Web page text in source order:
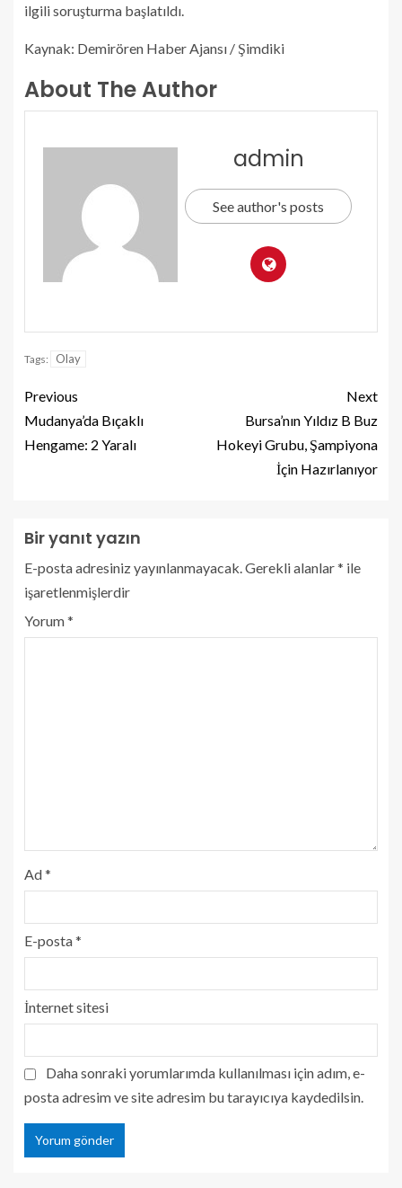
ilgili soruşturma başlatıldı.
Kaynak: Demirören Haber Ajansı / Şimdiki
About The Author
admin
See author's posts
Tags: Olay
Previous
Mudanya’da Bıçaklı
Hengame: 2 Yaralı
Next
Bursa’nın Yıldız B Buz
Hokeyi Grubu, Şampiyona
İçin Hazırlanıyor
Bir yanıt yazın
E-posta adresiniz yayınlanmayacak. Gerekli alanlar* ile
işaretlenmişlerdir
Yorum*
Ad*
E-posta*
İnternet sitesi
Daha sonraki yorumlarımda kullanılması için adım, e-
posta adresim ve site adresim bu tarayıcıya kaydedilsin.